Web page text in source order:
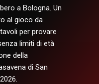
a Bologna. Un
al gioco da
per provare
limiti di età
della
di San